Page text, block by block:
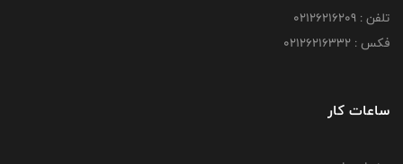
تلفن : 02126216209
فکس : 02126216332
ساعات کار